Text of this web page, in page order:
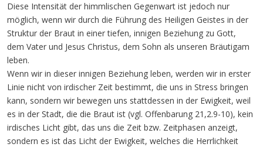
Diese Intensität der himmlischen Gegenwart ist jedoch nur
möglich, wenn wir durch die Führung des Heiligen Geistes in der
Struktur der Braut in einer tiefen, innigen Beziehung zu Gott,
dem Vater und Jesus Christus, dem Sohn als unseren Bräutigam
leben.
Wenn wir in dieser innigen Beziehung leben, werden wir in erster
Linie nicht von irdischer Zeit bestimmt, die uns in Stress bringen
kann, sondern wir bewegen uns stattdessen in der Ewigkeit, weil
es in der Stadt, die die Braut ist (vgl. Offenbarung 21,2.9-10), kein
irdisches Licht gibt, das uns die Zeit bzw. Zeitphasen anzeigt,
sondern es ist das Licht der Ewigkeit, welches die Herrlichkeit